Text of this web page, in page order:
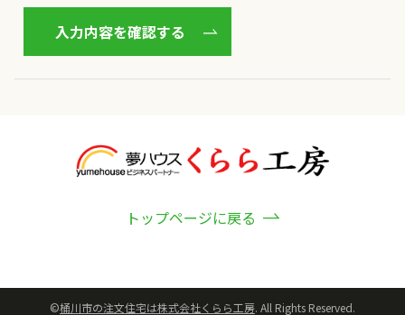
トップページに戻る
©桶川市の注文住宅は株式会社くらら工房. All Rights Reserved.